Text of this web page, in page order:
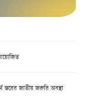
স্তরের জাতীয় জরুরি অবস্থা